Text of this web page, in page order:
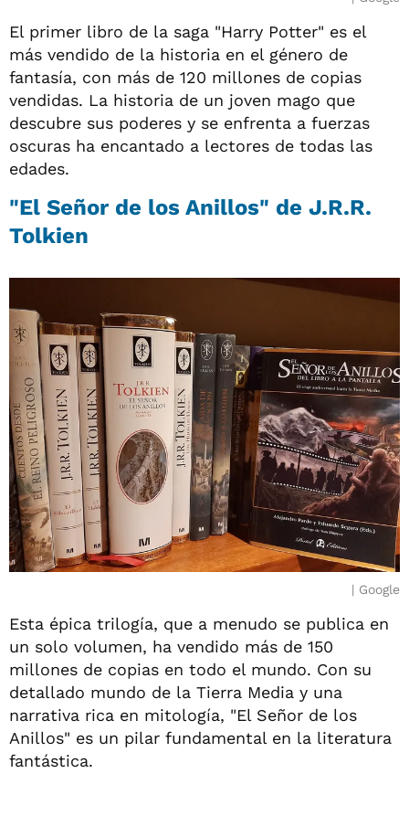
El primer libro de la saga "Harry Potter" es el
más vendido de la historia en el género de
fantasía, con más de 120 millones de copias
vendidas. La historia de un joven mago que
descubre sus poderes y se enfrenta a fuerzas
oscuras ha encantado a lectores de todas las
edades.
"El Señor de los Anillos" de J.R.R.
Tolkien
Google
Esta épica trilogía, que a menudo se publica en
un solo volumen, ha vendido más de 150
millones de copias en todo el mundo. Con su
detallado mundo de la Tierra Media y una
narrativa rica en mitología, "El Señor de los
Anillos" es un pilar fundamental en la literatura
fantástica.